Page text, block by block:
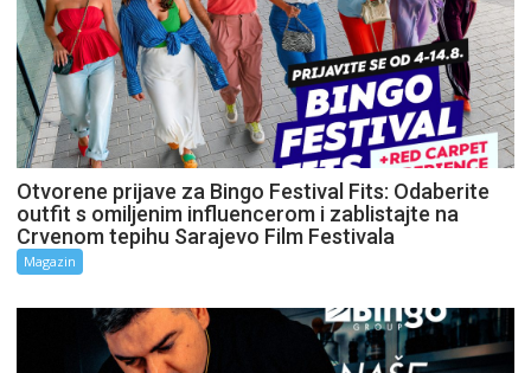
Otvorene prijave za Bingo Festival Fits: Odaberite
outfit s omiljenim influencerom i zablistajte na
Crvenom tepihu Sarajevo Film Festivala
Magazin